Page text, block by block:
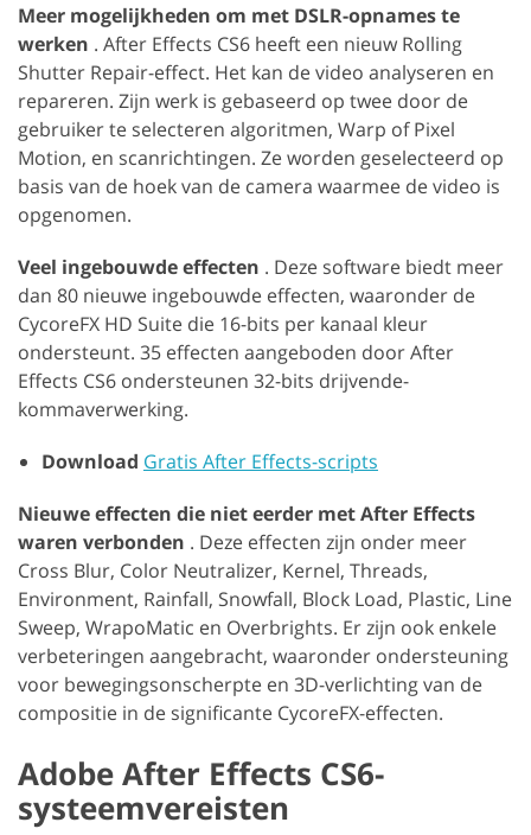
Meer mogelijkheden om met DSLR-opnames te
werken . After Effects CS6 heeft een nieuw Rolling
Shutter Repair-effect. Het kan de video analyseren en
repareren. Zijn werk is gebaseerd op twee door de
gebruiker te selecteren algoritmen, Warp of Pixel
Motion, en scanrichtingen. Ze worden geselecteerd op
basis van de hoek van de camera waarmee de video is
opgenomen.
Veel ingebouwde effecten . Deze software biedt meer
dan 80 nieuwe ingebouwde effecten, waaronder de
CycoreFX HD Suite die 16-bits per kanaal kleur
ondersteunt. 35 effecten aangeboden door After
Effects CS6 ondersteunen 32-bits drijvende-
kommaverwerking.
Download Gratis After Effects-scripts
Nieuwe effecten die niet eerder met After Effects
waren verbonden . Deze effecten zijn onder meer
Cross Blur, Color Neutralizer, Kernel, Threads,
Environment, Rainfall, Snowfall, Block Load, Plastic, Line
Sweep, WrapoMatic en Overbrights. Er zijn ook enkele
verbeteringen aangebracht, waaronder ondersteuning
voor bewegingsonscherpte en 3D-verlichting van de
compositie in de significante CycoreFX-effecten.
Adobe After Effects CS6-
systeemvereisten